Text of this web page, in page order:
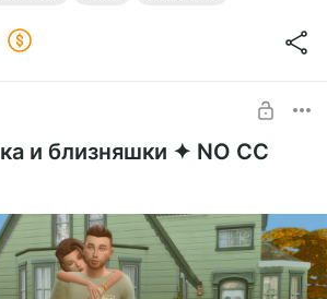
и близняшки ✦ NO CC